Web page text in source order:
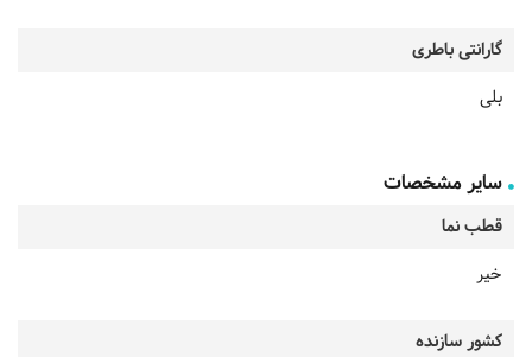
گارانتی باطری
بلی
سایر مشخصات
قطب نما
خیر
کشور سازنده